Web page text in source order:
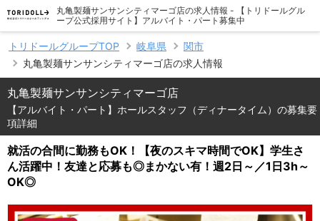
丸亀製麺サンサンシティマーゴ店の求人情報 - 【トリドールグル
ープ公式採用サイト】アルバイト・パート募集中
トリドールグループTOP 岐阜県
関市
丸亀製麺サンサンシティマーゴ店の求人情報
丸亀製麺サンサンシティマーゴ店
【アルバイト・パート】ホールスタッフ（ディナータイム）の募集要
項詳細
就活の合間に勤務もOK！【夜のスキマ時間でOK】学生さ
ん活躍中！友達と応募も◎まかない有！週2日～／1日3h～
OK◎